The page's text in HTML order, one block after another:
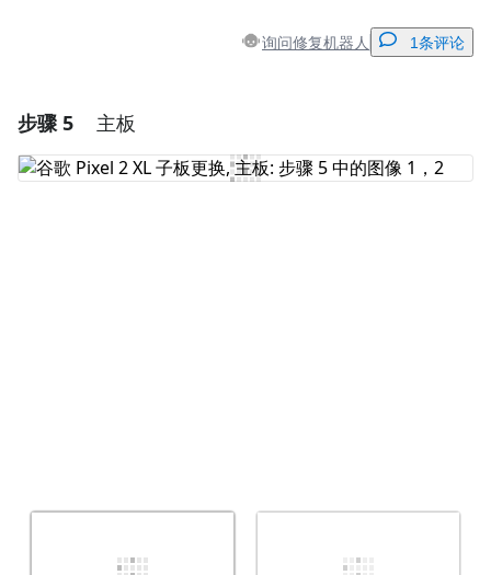
询问修复机器人 1条评论
添加评论
步骤 5 主板